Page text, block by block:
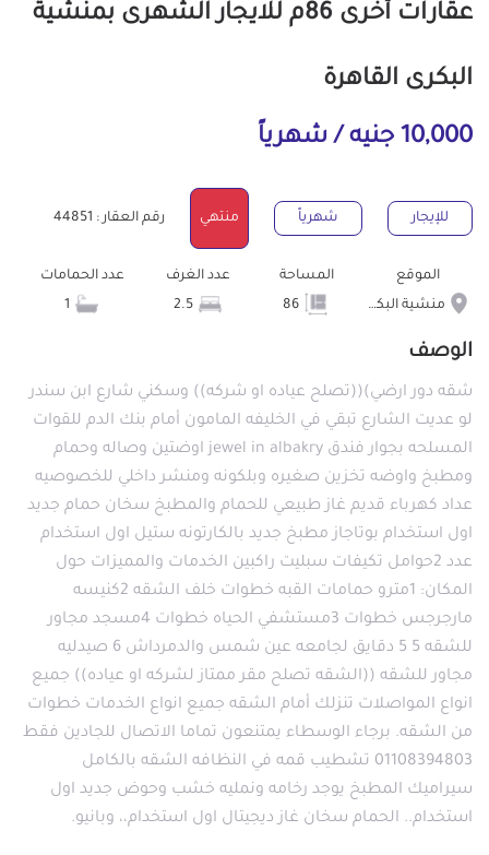
عقارات أخرى 86م للايجار الشهرى بمنشية
البكرى القاهرة
10,000 جنيه / شهرياً
للإيجار شهرياً منتهي رقم العقار : 44851
الموقع
منشية البكرى
المساحة
عدد الغرف
2.5
عدد الحمامات
الوصف
شقه دور ارضي)((تصلح عياده او شركه)) وسكني شارع ابن سندر
لو عديت الشارع تبقي في الخليفه المامون أمام بنك الدم للقوات
المسلحه بجوار فندق jewel in albakry اوضتين وصاله وحمام
ومطبخ واوضه تخزين صغيره وبلكونه ومنشر داخلي للخصوصيه
عداد كهرباء قديم غاز طبيعي للحمام والمطبخ سخان حمام جديد
اول استخدام بوتاجاز مطبخ جديد بالكارتونه ستيل اول استخدام
عدد 2حوامل تكيفات سبليت راكبين الخدمات والمميزات حول
المكان: 1مترو حمامات القبه خطوات خلف الشقه 2كنيسه
مارجرجس خطوات 3مستشفي الحياه خطوات 4مسجد مجاور
للشقه 5 5 دقايق لجامعه عين شمس والدمرداش 6 صيدليه
مجاور للشقه ((الشقه تصلح مقر ممتاز لشركه او عياده)) جميع
انواع المواصلات تنزلك أمام الشقه جميع انواع الخدمات خطوات
من الشقه. برجاء الوسطاء يمتنعون تماما الاتصال للجادين فقط
01108394803 تشطيب قمه في النظافه الشقه بالكامل
سيراميك المطبخ يوجد رخامه ونمليه خشب وحوض جديد اول
استخدام.. الحمام سخان غاز ديجيتال اول استخدام،، وبانيو.